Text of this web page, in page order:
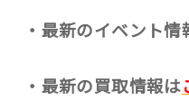
・最新のイベント情
・最新の買取情報は